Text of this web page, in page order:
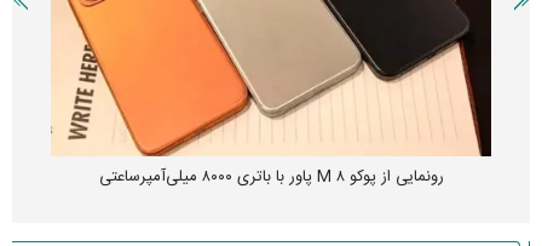
رونمایی از پوکو M ۸ پاور با باتری ۸۰۰۰ میلی‌آمپرساعتی